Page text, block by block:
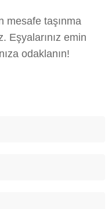
mesafe taşınma
Eşyalarınız emin
odaklanın!